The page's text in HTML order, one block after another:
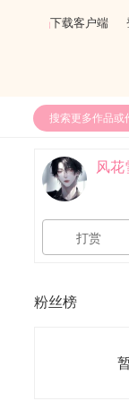
下载客户端
风
打赏
粉丝榜